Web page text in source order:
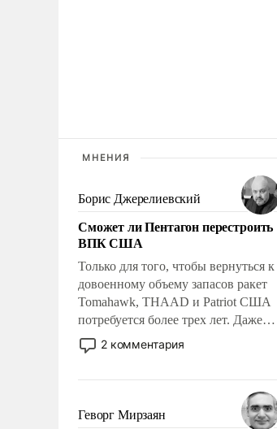
МНЕНИЯ
Борис Джерелиевский
Сможет ли Пентагон перестроить
ВПК США
Только для того, чтобы вернуться к
довоенному объему запасов ракет
Tomahawk, THAAD и Patriot США
потребуется более трех лет. Даже
небольшая война с Ираном
опустошила американские
уязвимости США, например, перед
2 комментария
Геворг Мирзаян